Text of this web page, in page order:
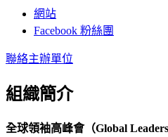
網站
Facebook 粉絲團
聯絡主辦單位
組織簡介
全球領袖高峰會（Global